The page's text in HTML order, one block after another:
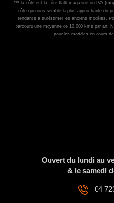
*** la côte est la côte flat6 magazine ou LVA
côte qui nous semble la plus approchante du
tendance a suréstimer les anciens modèles.
parcouru une moyenne de 10.000 kms par an.
pour les modèles en cours
Ouvert du lundi au
& le samedi
04